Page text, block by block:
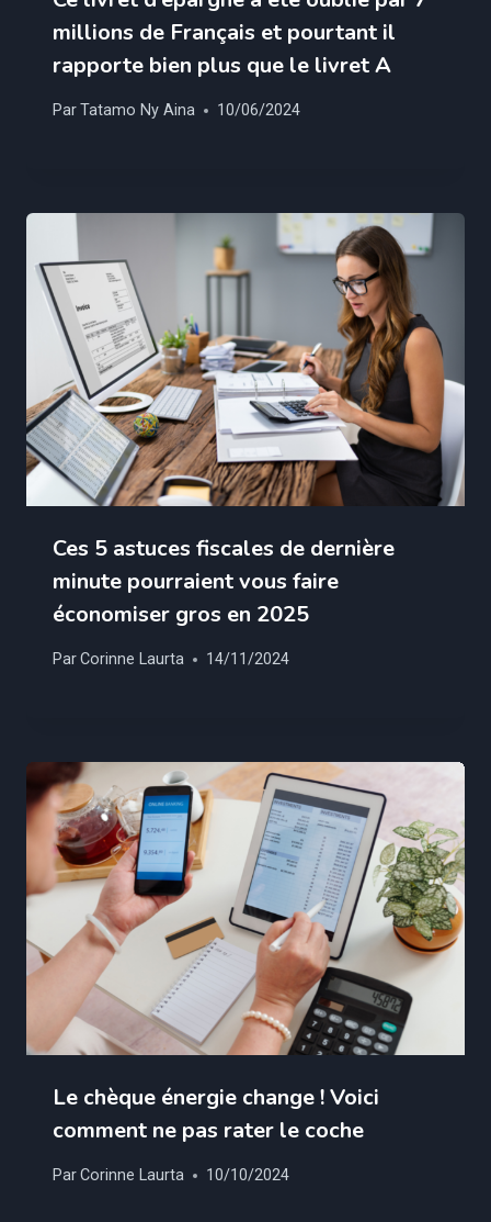
millions de Français et pourtant il
rapporte bien plus que le livret A
ParTatamo Ny Aina 10/06/2024
Ces 5 astuces fiscales de dernière
minute pourraient vous faire
économiser gros en 2025
ParCorinne Laurta 14/11/2024
Le chèque énergie change ! Voici
comment ne pas rater le coche
ParCorinne Laurta 10/10/2024